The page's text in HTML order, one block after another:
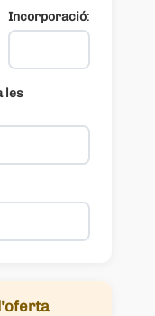
Incorporació:
les